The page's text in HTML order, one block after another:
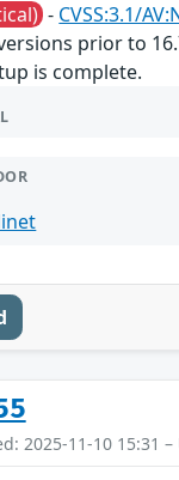
- CVSS:3.1/
prior to
is complete.
2025-11-10 15:31